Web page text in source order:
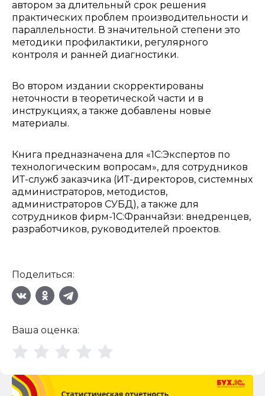
автором за длительный срок решения
практических проблем производительности и
параллельности. В значительной степени это
методики профилактики, регулярного
контроля и ранней диагностики.
Во втором издании скорректированы
неточности в теоретической части и в
инструкциях, а также добавлены новые
материалы.
Книга предназначена для «1С:Экспертов по
технологическим вопросам», для сотрудников
ИТ-служб заказчика (ИТ-директоров, системных
администраторов, методистов,
администраторов СУБД), а также для
сотрудников фирм-1С:Франчайзи: внедренцев,
разработчиков, руководителей проектов.
Поделиться:
Ваша оценка: